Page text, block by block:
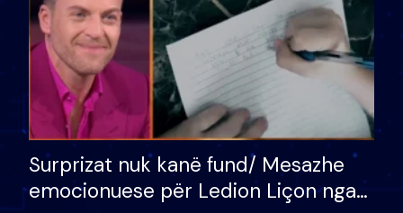
Surprizat nuk kanë fund/ Mesazhe
emocionuese për Ledion Liçon nga